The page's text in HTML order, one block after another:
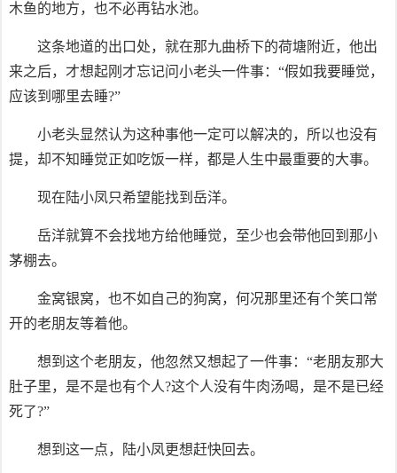
木鱼的地方，也不必再钻水池。
这条地道的出口处，就在那九曲桥下的荷塘附近，他出
来之后，才想起刚才忘记问小老头一件事：“假如我要睡觉，
应该到哪里去睡?”
小老头显然认为这种事他一定可以解决的，所以也没有
提，却不知睡觉正如吃饭一样，都是人生中最重要的大事。
现在陆小凤只希望能找到岳洋。
岳洋就算不会找地方给他睡觉，至少也会带他回到那小
茅棚去。
金窝银窝，也不如自己的狗窝，何况那里还有个笑口常
开的老朋友等着他。
想到这个老朋友，他忽然又想起了一件事：“老朋友那大
肚子里，是不是也有个人?这个人没有牛肉汤喝，是不是已经
死了?”
想到这一点，陆小凤更想赶快回去。